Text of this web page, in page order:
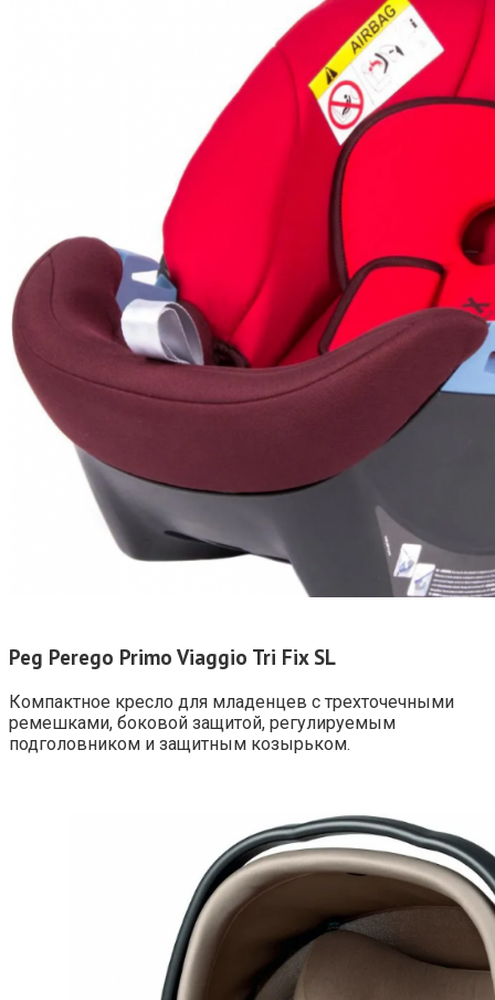
Peg Perego Primo Viaggio Tri Fix SL
Компактное кресло для младенцев с трехточечными
ремешками, боковой защитой, регулируемым
подголовником и защитным козырьком.